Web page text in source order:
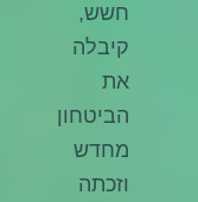
חשש,
קיבלה
את
הביטחון
מחדש
וזכתה